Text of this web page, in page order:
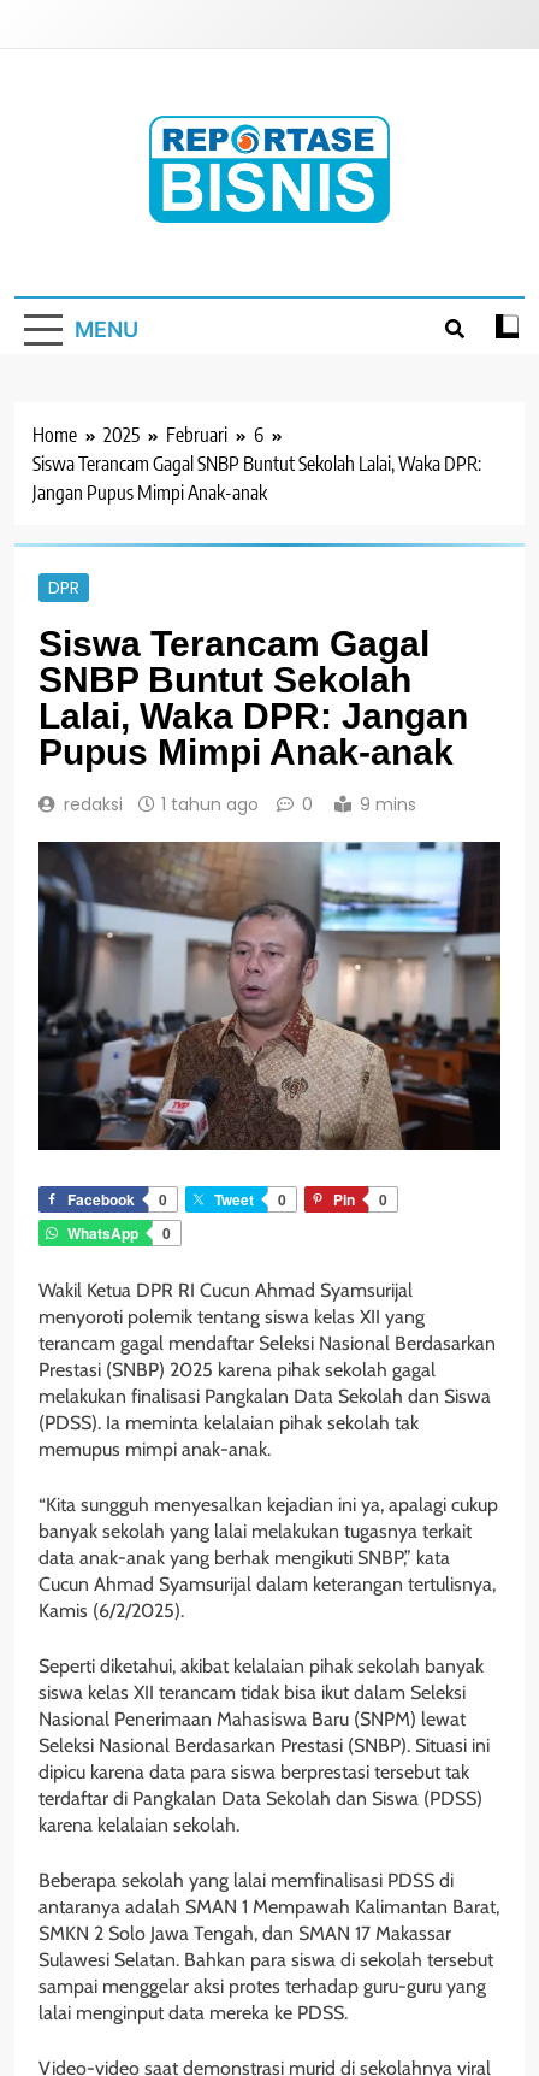
MENU
Home 2025 Februari
6
Siswa Terancam Gagal SNBP Buntut Sekolah Lalai, Waka DPR:
Jangan Pupus Mimpi Anak-anak
DPR
Siswa Terancam Gagal
SNBP Buntut Sekolah
Lalai, Waka DPR: Jangan
Pupus Mimpi Anak-anak
redaksi 1 tahun ago 0 9 mins
Facebook 0 Tweet 0 Pin
0
WhatsApp
0
Wakil Ketua DPR RI Cucun Ahmad Syamsurijal
menyoroti polemik tentang siswa kelas XII yang
terancam gagal mendaftar Seleksi Nasional Berdasarkan
Prestasi (SNBP) 2025 karena pihak sekolah gagal
melakukan finalisasi Pangkalan Data Sekolah dan Siswa
(PDSS). Ia meminta kelalaian pihak sekolah tak
memupus mimpi anak-anak.
“Kita sungguh menyesalkan kejadian ini ya, apalagi cukup
banyak sekolah yang lalai melakukan tugasnya terkait
data anak-anak yang berhak mengikuti SNBP,” kata
Cucun Ahmad Syamsurijal dalam keterangan tertulisnya,
Kamis (6/2/2025).
Seperti diketahui, akibat kelalaian pihak sekolah banyak
siswa kelas XII terancam tidak bisa ikut dalam Seleksi
Nasional Penerimaan Mahasiswa Baru (SNPM) lewat
Seleksi Nasional Berdasarkan Prestasi (SNBP). Situasi ini
dipicu karena data para siswa berprestasi tersebut tak
terdaftar di Pangkalan Data Sekolah dan Siswa (PDSS)
karena kelalaian sekolah.
Beberapa sekolah yang lalai memfinalisasi PDSS di
antaranya adalah SMAN 1 Mempawah Kalimantan Barat,
SMKN 2 Solo Jawa Tengah, dan SMAN 17 Makassar
Sulawesi Selatan. Bahkan para siswa di sekolah tersebut
sampai menggelar aksi protes terhadap guru-guru yang
lalai menginput data mereka ke PDSS.
Video-video saat demonstrasi murid di sekolahnya viral